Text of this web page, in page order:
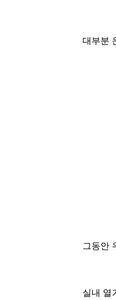
대부분
그동안
실내 열